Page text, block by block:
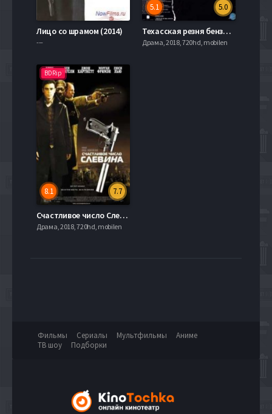
Лицо со шрамом (2014)
---
5.0
5.1
Техасская резня бензопилой 3: Кожаное лицо (1990)
Драма, 2018, 720hd, mobilen
BDRip
7.7
8.1
Счастливое число Слевина (2006)
Драма, 2018, 720hd, mobilen
Фильмы Сериалы Мультфильмы
Аниме
ТВ шоу
Подборки